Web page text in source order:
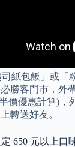
紙包飯」或
勝客門市，
優惠計算)
轉送好友。
650 元以上